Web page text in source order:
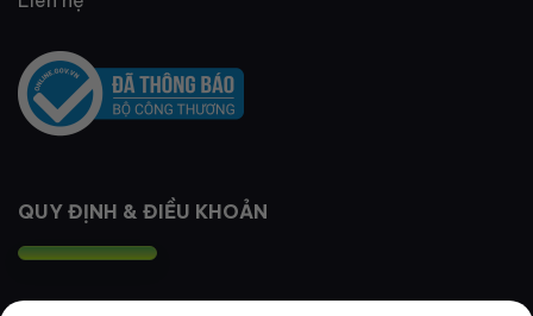
QUY ĐỊNH & ĐIỀU KHOẢN
Quy định thành viên